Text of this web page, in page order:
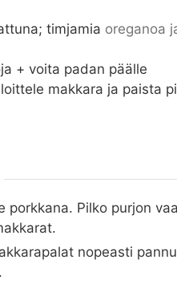
timjamia oreganoa
+ voita padan päälle
makkara ja paista
porkkana. Pilko purjon
nopeasti